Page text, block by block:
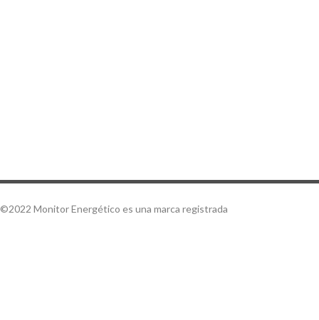
©2022 Monitor Energético es una marca registrada